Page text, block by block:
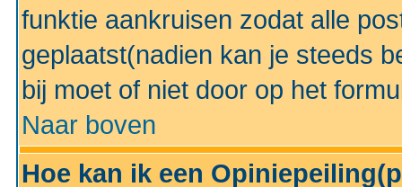
funktie aankruisen zodat alle
geplaatst(nadien kan je steeds
bij moet of niet door op het
Naar boven
Hoe kan ik een